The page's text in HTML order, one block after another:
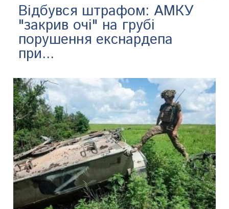
Відбувся штрафом: АМКУ
"закрив очі" на грубі
порушення екснардепа
при...